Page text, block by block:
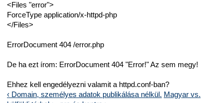
<Files "error">
ForceType application/x-httpd-php
</Files>
ErrorDocument 404 /error.php
De ha ezt írom: ErrorDocument 404 "Error!" Az sem megy!
Ehhez kell engedélyezni valamit a httpd.conf-ban?
‹ Domain, személyes adatok publikálása nélkül. Magyar vs.